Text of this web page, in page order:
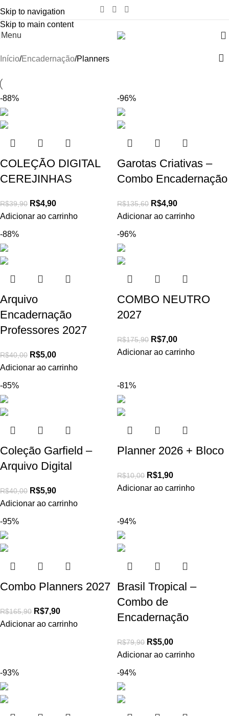
Skip to navigation
Skip to main content
Menu
Início Encadernação Planners
-88%
COLEÇÃO DIGITAL
CEREJINHAS
R$39,90 R$4,90
Adicionar ao carrinho
-96%
Garotas Criativas –
Combo Encadernação
R$135,60 R$4,90
Adicionar ao carrinho
-88%
Arquivo
Encadernação
Professores 2027
R$40,00 R$5,00
Adicionar ao carrinho
-96%
COMBO NEUTRO
2027
R$175,90 R$7,00
Adicionar ao carrinho
-85%
Coleção Garfield –
Arquivo Digital
R$40,00 R$5,90
Adicionar ao carrinho
-81%
Planner 2026 + Bloco
R$10,00 R$1,90
Adicionar ao carrinho
-95%
Combo Planners 2027
R$165,90 R$7,90
Adicionar ao carrinho
-94%
Brasil Tropical –
Combo de
Encadernação
R$79,90 R$5,00
Adicionar ao carrinho
-93% -94%